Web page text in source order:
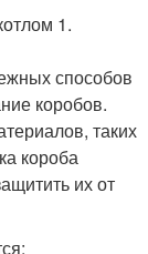
1.
способов
коробов.
таких
короба
их от